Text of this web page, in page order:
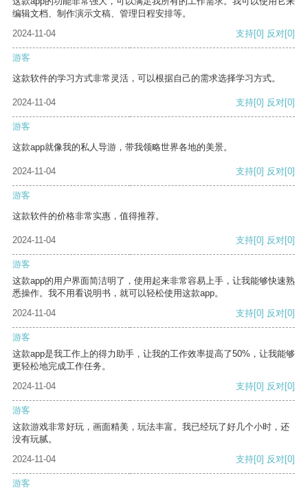
编辑文档、制作演示文稿、管理日程安排等。
2024-11-04
支持[0] 反对[0]
游客
这款软件的学习方式非常灵活，可以根据自己的需求选择学习方式。
2024-11-04 支持[0] 反对[0]
游客
这款app就像我的私人导游，带我领略世界各地的美景。
2024-11-04 支持[0] 反对[0]
游客
这款软件的价格非常实惠，值得推荐。
2024-11-04 支持[0] 反对[0]
游客
这款app的用户界面简洁明了，使用起来非常容易上手，让我能够快速熟
悉操作。我不用看说明书，就可以轻松使用这款app。
2024-11-04
支持[0] 反对[0]
游客
这款app是我工作上的得力助手，让我的工作效率提高了50%，让我能够
更轻松地完成工作任务。
2024-11-04
支持[0] 反对[0]
游客
这款游戏非常好玩，画面精美，玩法丰富。我已经玩了好几个小时，还
没有玩腻。
2024-11-04
支持[0] 反对[0]
游客